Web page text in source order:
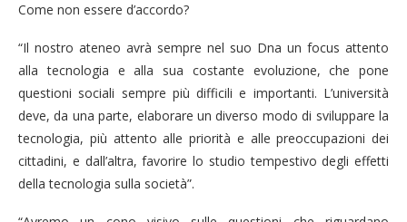
Come non essere d’accordo?
“Il nostro ateneo avrà sempre nel suo Dna un focus attento
alla tecnologia e alla sua costante evoluzione, che pone
questioni sociali sempre più difficili e importanti. L’università
deve, da una parte, elaborare un diverso modo di sviluppare la
tecnologia, più attento alle priorità e alle preoccupazioni dei
cittadini, e dall’altra, favorire lo studio tempestivo degli effetti
della tecnologia sulla società”.